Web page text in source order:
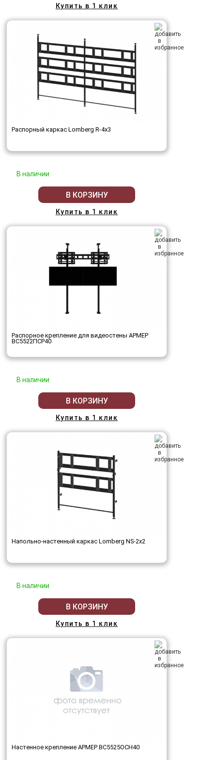
Купить в 1 клик
Распорный каркас Lomberg R-4х3
В наличии
В КОРЗИНУ
Купить в 1 клик
Распорное крепление для видеостены АРМЕР
ВС5522ПСР40
В наличии
В КОРЗИНУ
Купить в 1 клик
Напольно-настенный каркас Lomberg NS-2х2
В наличии
В КОРЗИНУ
Купить в 1 клик
Настенное крепление АРМЕР ВС5525ОСН40